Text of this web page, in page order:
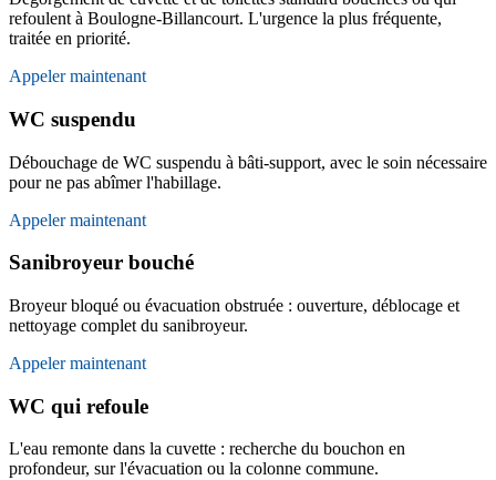
refoulent à Boulogne-Billancourt. L'urgence la plus fréquente,
traitée en priorité.
Appeler maintenant
WC suspendu
Débouchage de WC suspendu à bâti-support, avec le soin nécessaire
pour ne pas abîmer l'habillage.
Appeler maintenant
Sanibroyeur bouché
Broyeur bloqué ou évacuation obstruée : ouverture, déblocage et
nettoyage complet du sanibroyeur.
Appeler maintenant
WC qui refoule
L'eau remonte dans la cuvette : recherche du bouchon en
profondeur, sur l'évacuation ou la colonne commune.